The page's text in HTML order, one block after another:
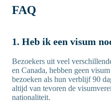
FAQ
1. Heb ik een visum
Bezoekers uit veel
en Canada, hebben geen
bezoeken als hun verblijf 90
altijd van tevoren de
nationaliteit.